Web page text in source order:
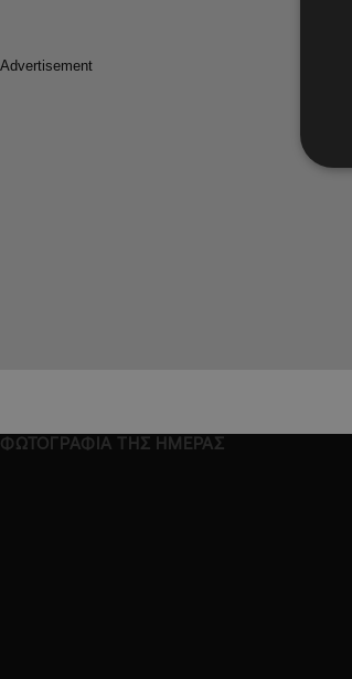
ΦΩΤΟΓΡΑΦΙΑ ΤΗΣ ΗΜΕΡΑΣ